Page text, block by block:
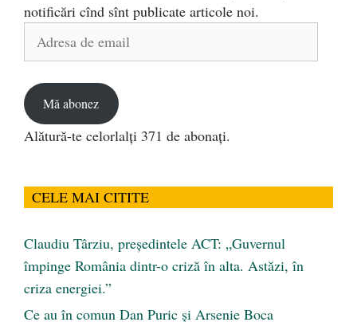
notificări cînd sînt publicate articole noi.
Adresa
Mă abonez
Alătură-te celorlalți 371 de abonați.
CELE MAI CITITE
Claudiu Târziu, președintele ACT: „Guvernul
împinge România dintr-o criză în alta. Astăzi, în
criza energiei.”
Ce au în comun Dan Puric şi Arsenie Boca